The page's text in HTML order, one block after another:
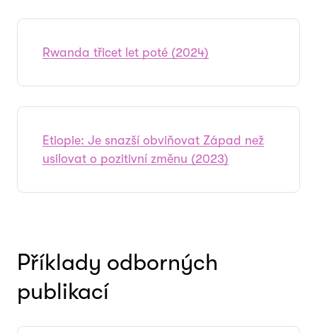
Rwanda třicet let poté (2024)
Etiopie: Je snazší obviňovat Západ než
usilovat o pozitivní změnu (2023)
Příklady odborných
publikací